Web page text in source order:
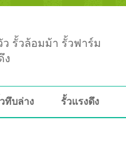
รั้วล้อมม้า รั้วฟาร์ม
ง
ทึบล่าง รั้วแรงดึง